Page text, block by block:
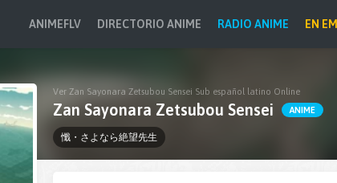
ANIMEFLV DIRECTORIO ANIME RADIO ANIME EN
Ver Zan Sayonara Zetsubou Sensei Sub español latino Online
Zan Sayonara Zetsubou Sensei ANIME
懺・さよなら絶望先生